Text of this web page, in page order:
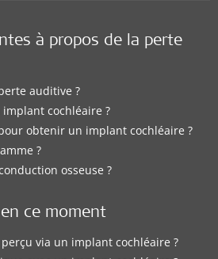
à propos de la perte
auditive ?
cochléaire ?
obtenir un implant cochléaire ?
?
osseuse ?
ce moment
via un implant cochléaire ?